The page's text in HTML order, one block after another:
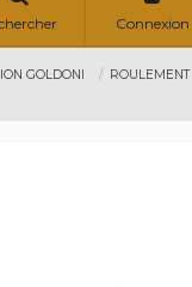
Connexion
GOLDONI
ROULEMENT